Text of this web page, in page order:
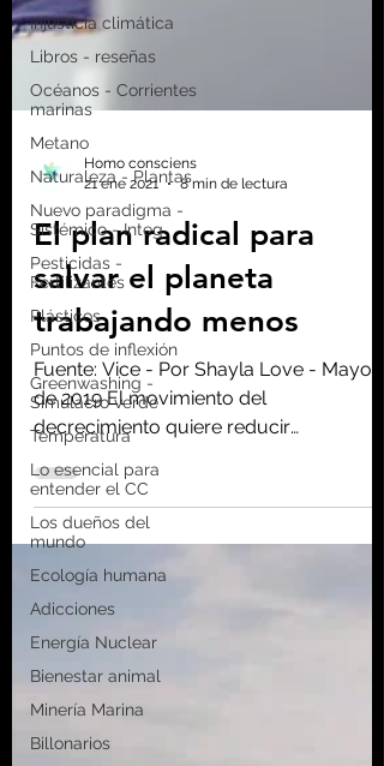
Injusticia climática
Libros - reseñas
Océanos - Corrientes
marinas
Metano
Naturaleza - Plantas
Nuevo paradigma -
Sistémico - Integ
Pesticidas -
Fertilizantes
Plásticos
Puntos de inflexión
Greenwashing -
Simulacro verde
Temperatura
Lo esencial para
entender el CC
Los dueños del
mundo
Ecología humana
Adicciones
Energía Nuclear
Bienestar animal
Minería Marina
Billonarios
Homo consciens
21 ene 2021
8 min de lectura
El plan radical para
salvar el planeta
trabajando menos
Fuente: Vice - Por Shayla Love - Mayo
de 2019 El movimiento del
decrecimiento quiere reducir
intencionadamente la economía para
hacer...